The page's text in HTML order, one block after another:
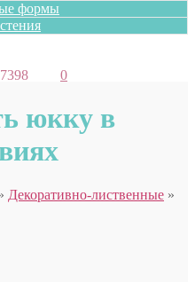
формы
7398 0
юкку в
Декоративно-лиственные »